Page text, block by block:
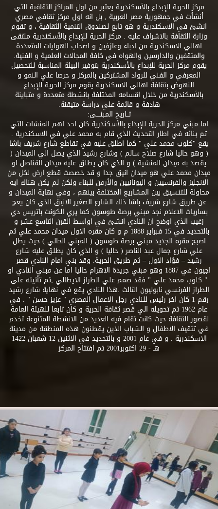
مركز الحرية للإبداع بالأسكندرية يعتبر من اول المراكز الثقافية التي
أنشأت في جمهورية مصر العربية , بل انه اول مركز ثقافي مصري
انشئ في الاسكندرية و هو تابع لصندوق التنمية الثقافية ، و تقوم
وزارة الثقافة بالاشراف عليه . مركز الحرية للإبداع بالأسكندرية ملتقى
اهالي الاسكندرية من ادباء وعازفين و اصحاب الهوايات المتعددة
والمثقفين والدارسين والهواه في كافة المجالات العلمية و الفنية.
يقوم مركز الحرية للإبداع بالأسكندرية بتوفير البيئة المناسبة للتحصيل
المعرفي و الفني للرواد المشتركين بالمركز و حرصا علي النمو و
النهوض بثقافة اهالي الاسكندرية يقوم مركز الحرية للإبداع
بالأسكندرية من خلال اقسامه المختلفة بانشطة متعددة و متباينة
هادفة و قائمة علي دراسة متيقنة.
تــاريخ المبنــــى:
اما مبني مركز الحرية للإبداع بالأسكندرية كان احد اهم المنشات التي
تم بنائه في اطار التحديث الذي قام به محمد علي في الاسكندرية .
يقع "كلوب محمد علي " كما اطلق عليه في تقاطع شارع شريف باشا
( وهو حاليا شارع صلاح سالم ) وشارع رشيد الذي يصل الي الميدان (
يقصد به ميدان المنشية ) و الذي كان يطلق عليه ميدان القناصل او
ميدان محمد علي هو ميدان انيق جدا و قد خصصت قطع ارض لكل من
الانجليز والفرنسيين و اليونانيين والأرمن للبناء ولكن لم يكن هناك ايه
محاولة للتنسيق بين المشاريع المختلفة بينهم ، وفي نهاية الميدان و
عن طريق شارع شريف باشا ذلك الشارع الصغير الانيق الذي كان يعج
بساريات الاعلام نجد مبني برصة طوسون كما يري الكونت باتريس دي
زغيب الذي اوضح ان النادي انشئ في اواسط القرن التاسع عشر و
بالتحديد في 15 فبراير 1888 م و كان مقره الاول ميدان محمد علي ثم
اصبح مقره الجديد مبني برصة طوسون ( المبني الحالي ) حيث يطل
علي شارع جمال عبد الناصر ( حاليا ) و الذي كان يطلق عليه شارع
رشيد – فؤاد الاول – ثم طريق الحرية. وقد بني امام النادي قصر
اجيون في 1887 وهو مبني جريدة الاهرام حاليا اما عن مبني النادي او
" كلوب محمد علي " فقد صمم علي الطراز الايطالي ,تم تأثيثه على
الطراز الفرنسي نابوليون الثالث .هذا النادي يقع في نهاية شارع رشيد
رقم 1 كان اخر رئيس للنادي رجل الاعمال المصري " عزيز حسن " . في
عام 1962 تم تحويله الي قصر ثقافة الحرية و كان تابعا للهيئة العامة
لقصور الثقافة حيث كانت تقام فيه العديد من الانشطة المتنوعة تخدم
في تثقيف الاطفال و الشباب الذين يقطنون هذه المنطقة من مدينة
الاسكندرية . و في عام 2001 و بالتحديد في الاثنين 12 شعبان 1422
هـ - 29 اكتوبر2001 تم افتتاح المركز